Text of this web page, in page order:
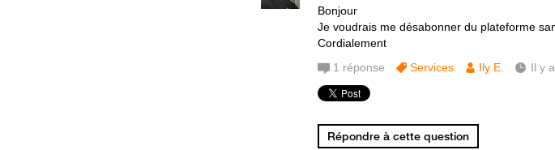
Bonjour
Je voudrais me désabonner du plateforme
Cordialement
1 réponse Services Ily E. Il y
Répondre à cette question